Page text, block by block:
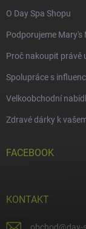
O Day Spa Shopu
Podporujeme Mary's
Proč nakoupit právě
Spolupráce s
Velkoobchodní
Zdravé dárky k
FACEBOOK
KONTAKT